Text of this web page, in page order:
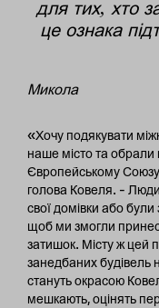
для тих, хто
це ознака
Микола
«Хочу подякувати
наше місто та
Європейському
голова Ковеля. –
свої домівки або
щоб ми змогли
затишок. Місту ж цей
занедбаних будівель
стануть окрасою
мешкають, оцінять